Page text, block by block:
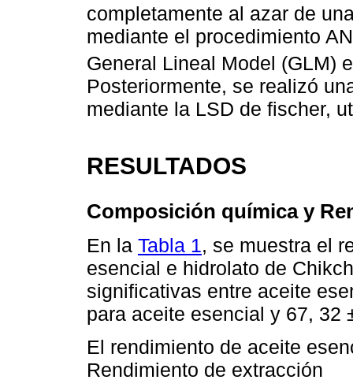
completamente al azar de
mediante el procedimiento
General Lineal Model (GLM)
Posteriormente, se realizó
mediante la LSD de fischer,
RESULTADOS
Composición química y
En la Tabla 1, se muestra el
esencial e hidrolato de
significativas entre aceite
para aceite esencial y 67, 32
El rendimiento de aceite
Rendimiento de extracción